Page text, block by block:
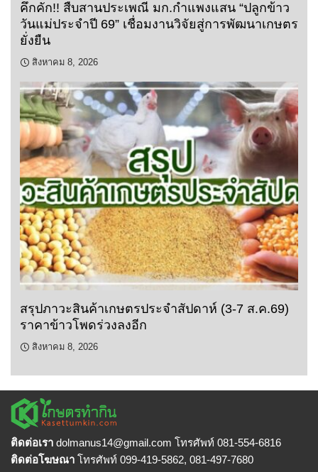
คึกคัก!! สืบสานประเพณี มก.กำแพงแสน “ปลูกข้าว
วันแม่ประจำปี 69” เชื่อมงานวิจัยสู่การพัฒนาเกษตร
ยั่งยืน
สิงหาคม 8, 2026
สรุปภาวะสินค้าเกษตรประจำสัปดาห์ (3-7 ส.ค.69)
ราคาข้าวโพดร่วงลงอีก
สิงหาคม 8, 2026
ติดต่อเรา dolmanus14@gmail.com โทรศัพท์ 081-554-6816
ติดต่อโฆษณา โทรศัพท์ 099-419-5862, 081-497-7680